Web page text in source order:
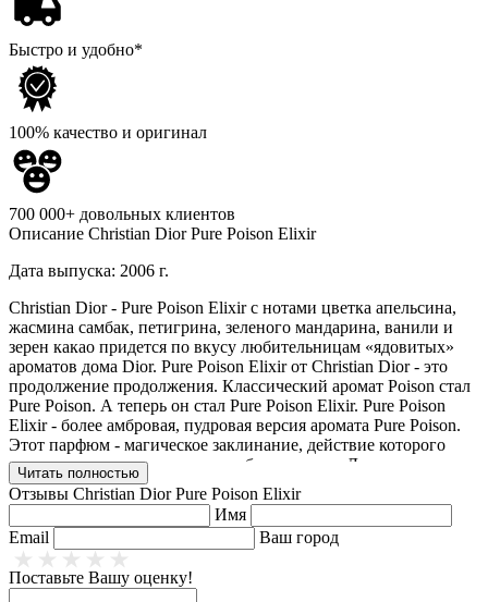
Быстро и удобно*
100% качество и оригинал
700 000+ довольных клиентов
Описание Christian Dior Pure Poison Elixir
Дата выпуска: 2006 г.
Christian Dior - Pure Poison Elixir с нотами цветка апельсина,
жасмина самбак, петигрина, зеленого мандарина, ванили и
зерен какао придется по вкусу любительницам «ядовитых»
ароматов дома Dior. Pure Poison Elixir от Christian Dior - это
продолжение продолжения. Классический аромат Poison стал
Pure Poison. А теперь он стал Pure Poison Elixir. Pure Poison
Elixir - более амбровая, пудровая версия аромата Pure Poison.
Этот парфюм - магическое заклинание, действие которого
усиливают миндаль, ваниль и абсолю какао. Другие ноты
аромата включают флердоранж, жасмин самбак, петигреневое
масло, зеленый танжерин.
Начальная нота:
Нота сердца:флердоранж, жасмин.
Читать полностью
Отзывы Christian Dior Pure Poison Elixir
Имя
Email
Ваш город
Поставьте Вашу оценку!